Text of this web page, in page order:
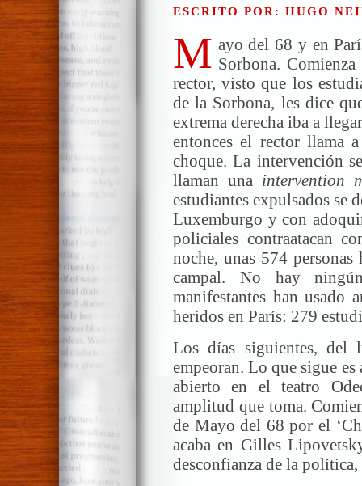
ESCRITO POR: HUGO
M ayo del 68 y en
Sorbona.
rector, visto que los
de la Sorbona, les dice
extrema derecha iba a
entonces el rector llama
choque. La intervención
llaman una intervention
estudiantes expulsados se
Luxemburgo y con
policiales contraatacan
noche, unas 574 personas
campal. No hay
manifestantes han usado
heridos en París: 279
Los días siguientes, del
empeoran. Lo que sigue
abierto en el teatro
amplitud que toma.
de Mayo del 68 por el
acaba en Gilles
desconfianza de la